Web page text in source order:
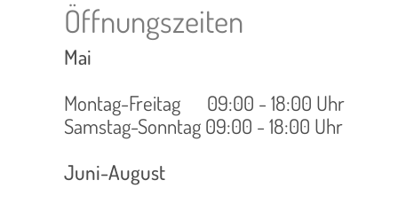
Öffnungszeiten
Mai
Montag-Freitag 09:00 - 18:00 Uhr
Samstag-Sonntag 09:00 - 18:00 Uhr
Juni-August